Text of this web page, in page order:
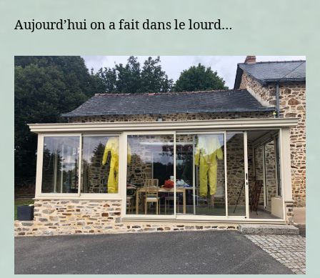
Aujourd’hui on a fait dans le lourd…